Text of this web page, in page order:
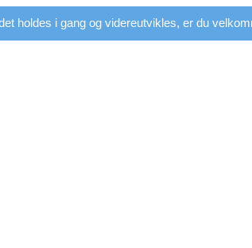
holdes i gang og videreutvikles, er du